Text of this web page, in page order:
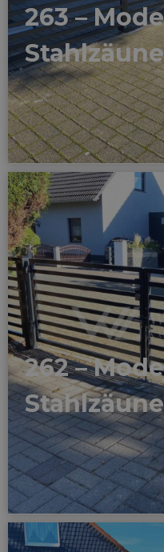
263 –
Stahlzäune
262 –
Stahlzäune